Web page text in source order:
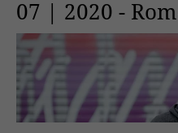
07 | 2020 -